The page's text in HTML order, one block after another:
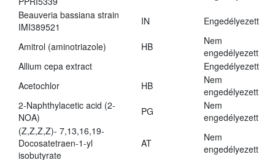
Beauveria bassiana strain
IMI389521
IN Engedélyezett
Amitrol (aminotriazole) HB
Nem
engedélyezett
Allium cepa extract
Engedélyezett
Acetochlor
HB
Nem
engedélyezett
2-Naphthylacetic acid (2-
NOA)
PG
Nem
engedélyezett
(Z,Z,Z,Z)- 7,13,16,19-
Docosatetraen-1-yl
isobutyrate
AT
Nem
engedélyezett